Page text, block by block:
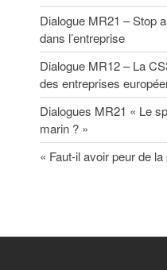
Dialogue MR21 – Stop
dans l’entreprise
Dialogue MR12 – La
des entreprises
Dialogues MR21 « Le
marin ? »
« Faut-il avoir peur de